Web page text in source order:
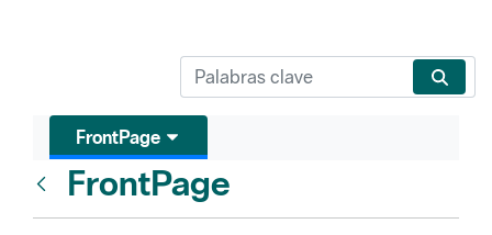
FrontPage
FrontPage